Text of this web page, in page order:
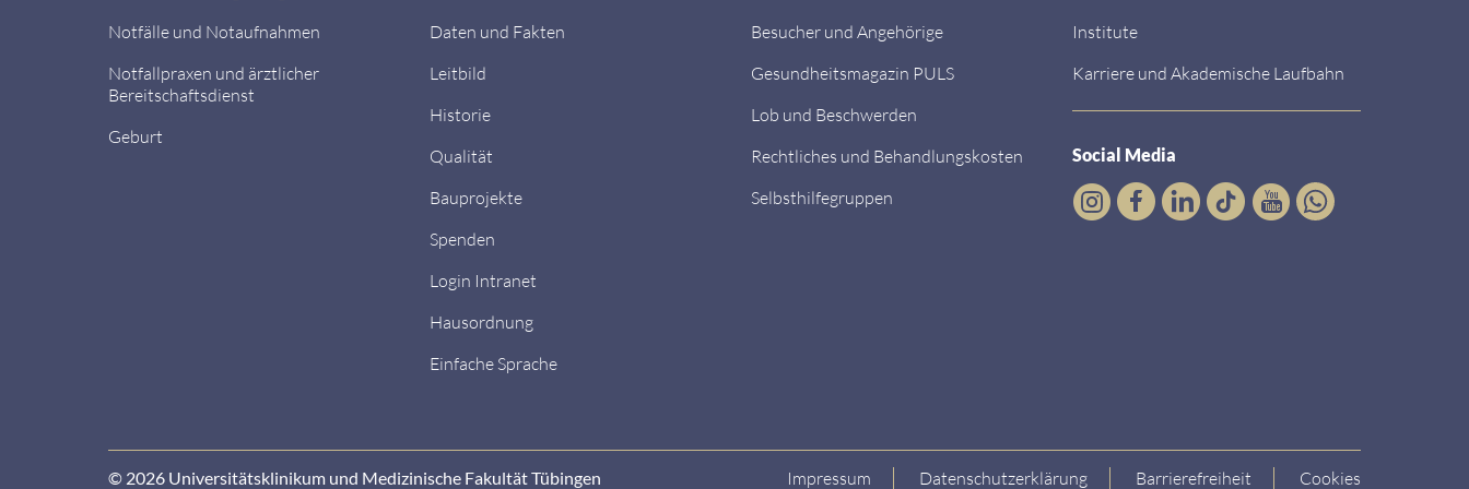
Notfälle und Notaufnahmen
Notfallpraxen und ärztlicher
Bereitschaftsdienst
Geburt
Daten und Fakten
Leitbild
Historie
Qualität
Bauprojekte
Spenden
Login Intranet
Hausordnung
Einfache Sprache
Besucher und Angehörige
Gesundheitsmagazin PULS
Lob und Beschwerden
Rechtliches und Behandlungskosten
Selbsthilfegruppen
Institute
Karriere und Akademische Laufbahn
Social Media
© 2026 Universitätsklinikum und Medizinische Fakultät Tübingen Impressum Datenschutzerklärung Barrierefreiheit Cookies